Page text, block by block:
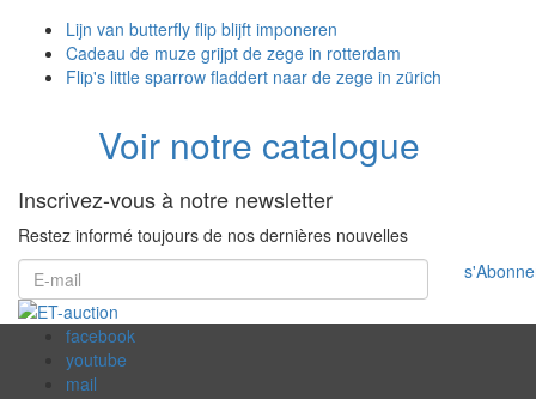
Lijn van butterfly flip blijft imponeren
Cadeau de muze grijpt de zege in rotterdam
Flip's little sparrow fladdert naar de zege in zürich
Voir notre catalogue
Inscrivez-vous à notre newsletter
Restez informé toujours de nos dernières nouvelles
facebook
youtube
mail